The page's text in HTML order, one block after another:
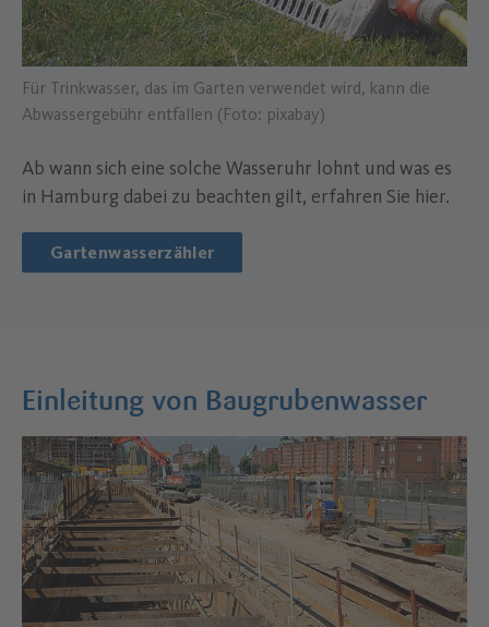
Für Trinkwasser, das im Garten verwendet wird, kann die
Abwassergebühr entfallen (Foto: pixabay)
Ab wann sich eine solche Wasseruhr lohnt und was es
in Hamburg dabei zu beachten gilt, erfahren Sie hier.
Gartenwasserzähler
Einleitung von Baugrubenwasser